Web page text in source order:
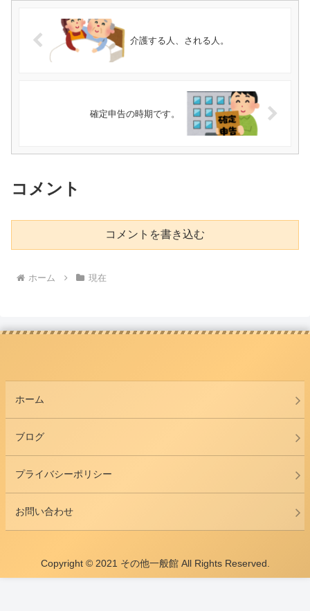
介護する人、される人。
確定申告の時期です。
コメント
コメントを書き込む
ホーム 現在
ホーム
ブログ
プライバシーポリシー
お問い合わせ
Copyright © 2021 その他一般館 All Rights Reserved.